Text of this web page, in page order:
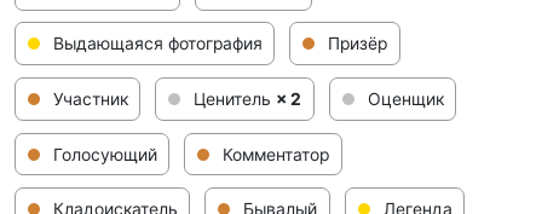
Выдающаяся фотография Призёр
Участник Ценитель × 2 Оценщик
Голосующий Комментатор
Кладоискатель Бывалый Легенда